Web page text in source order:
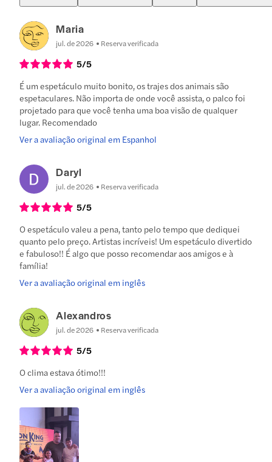
Maria
jul. de 2026 Reserva verificada
5/5
É um espetáculo muito bonito, os trajes dos animais são
espetaculares. Não importa de onde você assista, o palco foi
projetado para que você tenha uma boa visão de qualquer
lugar. Recomendado
Ver a avaliação original em Espanhol
Daryl
jul. de 2026 Reserva verificada
5/5
O espetáculo valeu a pena, tanto pelo tempo que dediquei
quanto pelo preço. Artistas incríveis! Um espetáculo divertido
e fabuloso!! É algo que posso recomendar aos amigos e à
família!
Ver a avaliação original em inglês
Alexandros
jul. de 2026 Reserva verificada
5/5
O clima estava ótimo!!!
Ver a avaliação original em inglês